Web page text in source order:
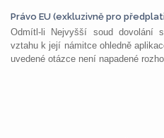
Právo EU (exkluzivně pro
Odmítl-li Nejvyšší soud dovolání
vztahu k její námitce ohledně
uvedené otázce není napadené